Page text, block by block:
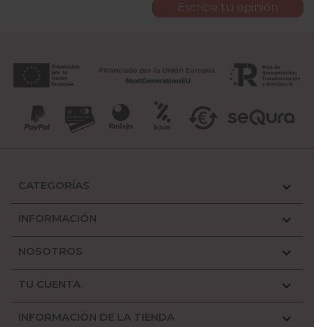
Escribe tu opinión
CATEGORÍAS 
INFORMACIÓN 
NOSOTROS 
TU CUENTA 
INFORMACIÓN DE LA TIENDA 